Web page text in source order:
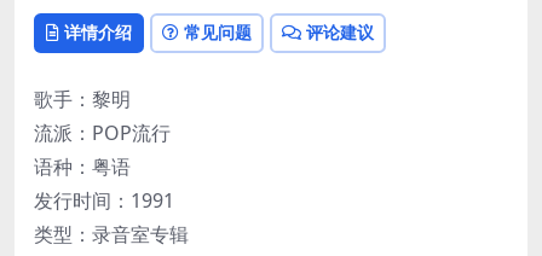
详情介绍 常见问题 评论建议
歌手：黎明
流派：POP流行
语种：粤语
发行时间：1991
类型：录音室专辑